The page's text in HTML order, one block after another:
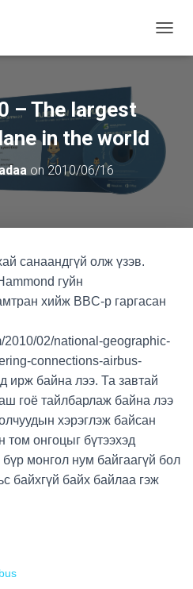
– The largest
in the world
on 2010/06/16
санаандгүй олж үзэв.
гуйн
хийж BBC-р гаргасан
2010/02/national-geographic-
connections-airbus-
ирж байна лээ. Та завтай
гоё тайлбарлаж байна лээ
хэрэглэж байсан
том онгоцыг бүтээхэд
монгол нум байгаагүй бол
байхгүй байх байлаа гэж